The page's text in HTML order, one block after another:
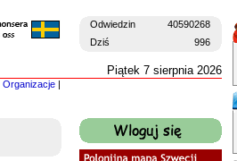
Odwiedzin
40590268
Dziś
996
Piątek 7 sierpnia 2026
Organizacje |